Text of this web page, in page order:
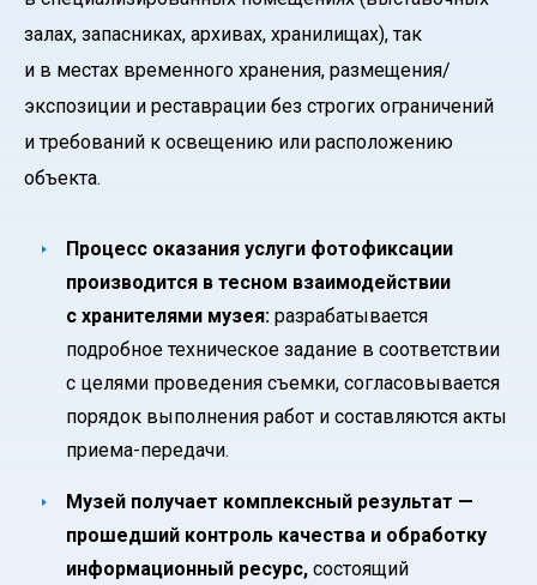
залах, запасниках, архивах, хранилищах), так
и в местах временного хранения, размещения/
экспозиции и реставрации без строгих ограничений
и требований к освещению или расположению
объекта.
Процесс оказания услуги фотофиксации
производится в тесном взаимодействии
с хранителями музея: разрабатывается
подробное техническое задание в соответствии
с целями проведения съемки, согласовывается
порядок выполнения работ и составляются акты
приема-передачи.
Музей получает комплексный результат —
прошедший контроль качества и обработку
информационный ресурс, состоящий